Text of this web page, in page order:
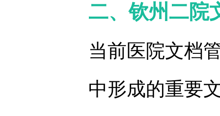
二、钦州二院
当前医院文档
中形成的重要